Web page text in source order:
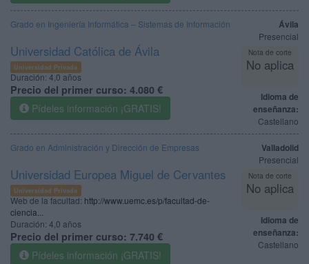
Ávila
Presencial
Nota de corte
No aplica
Idioma de
enseñanza:
Castellano
Grado en Ingeniería Informática – Sistemas de Información
Universidad Católica de Ávila
Universidad Privada
Duración:4,0 años
Precio del primer curso: 4.080 €
Pídeles información ¡GRATIS!
Valladolid
Presencial
Nota de corte
No aplica
Idioma de
enseñanza:
Castellano
Grado en Administración y Dirección de Empresas
Universidad Europea Miguel de Cervantes
Universidad Privada
Web de la facultad: http://www.uemc.es/p/facultad-de-
ciencia...
Duración: 4,0 años
Precio del primer curso: 7.740 €
Pídeles información ¡GRATIS!